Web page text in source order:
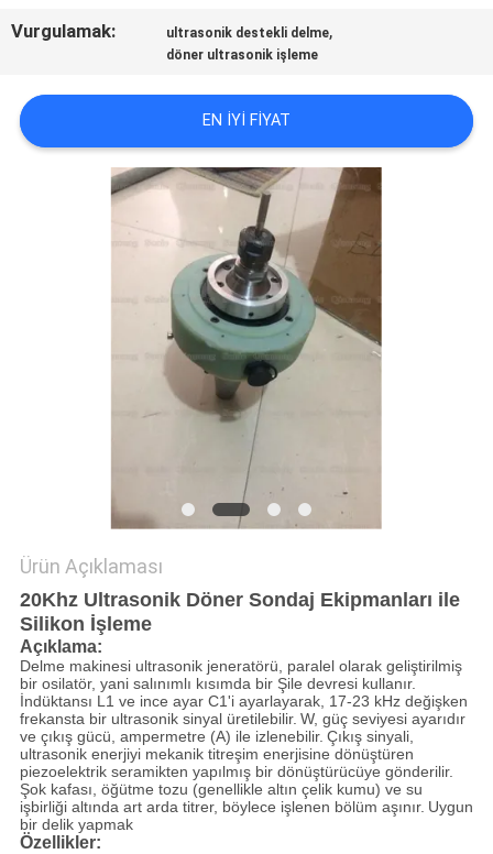
TEKLIF
SITE
HARITASI
Vurgulamak:
ultrasonik destekli delme,
döner ultrasonik işleme
EN IYI FIYAT
Ürün Açıklaması
20Khz Ultrasonik Döner Sondaj Ekipmanları ile
Silikon İşleme
Açıklama:
Delme makinesi ultrasonik jeneratörü, paralel olarak geliştirilmiş
bir osilatör, yani salınımlı kısımda bir Şile devresi kullanır.
İndüktansı L1 ve ince ayar C1'i ayarlayarak, 17-23 kHz değişken
frekansta bir ultrasonik sinyal üretilebilir. W, güç seviyesi ayarıdır
ve çıkış gücü, ampermetre (A) ile izlenebilir. Çıkış sinyali,
ultrasonik enerjiyi mekanik titreşim enerjisine dönüştüren
piezoelektrik seramikten yapılmış bir dönüştürücüye gönderilir.
Şok kafası, öğütme tozu (genellikle altın çelik kumu) ve su
işbirliği altında art arda titrer, böylece işlenen bölüm aşınır. Uygun
bir delik yapmak
Özellikler: